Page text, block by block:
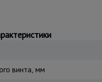
винта, мм